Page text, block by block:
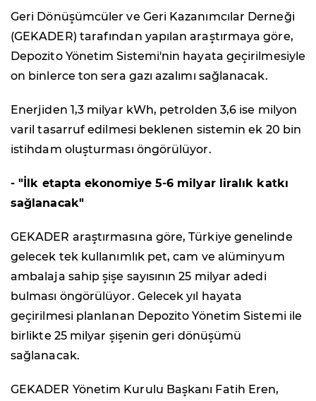
Geri Dönüşümcüler ve Geri Kazanımcılar Derneği
(GEKADER) tarafından yapılan araştırmaya göre,
Depozito Yönetim Sistemi'nin hayata geçirilmesiyle
on binlerce ton sera gazı azalımı sağlanacak.
Enerjiden 1,3 milyar kWh, petrolden 3,6 ise milyon
varil tasarruf edilmesi beklenen sistemin ek 20 bin
istihdam oluşturması öngörülüyor.
- "İlk etapta ekonomiye 5-6 milyar liralık katkı
sağlanacak"
GEKADER araştırmasına göre, Türkiye genelinde
gelecek tek kullanımlık pet, cam ve alüminyum
ambalaja sahip şişe sayısının 25 milyar adedi
bulması öngörülüyor. Gelecek yıl hayata
geçirilmesi planlanan Depozito Yönetim Sistemi ile
birlikte 25 milyar şişenin geri dönüşümü
sağlanacak.
GEKADER Yönetim Kurulu Başkanı Fatih Eren,